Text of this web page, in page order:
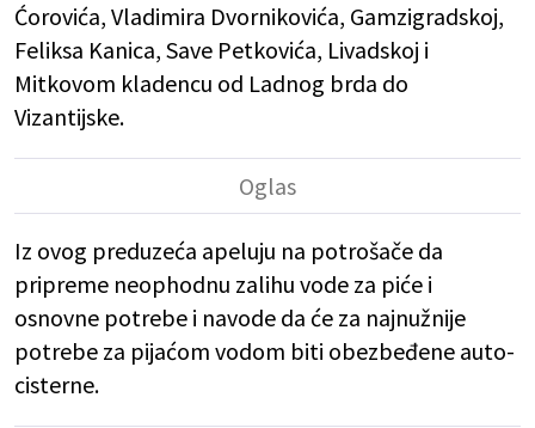
Ćorovića, Vladimira Dvornikovića, Gamzigradskoj,
Feliksa Kanica, Save Petkovića, Livadskoj i
Mitkovom kladencu od Ladnog brda do
Vizantijske.
Iz ovog preduzeća apeluju na potrošače da
pripreme neophodnu zalihu vode za piće i
osnovne potrebe i navode da će za najnužnije
potrebe za pijaćom vodom biti obezbeđene auto-
cisterne.